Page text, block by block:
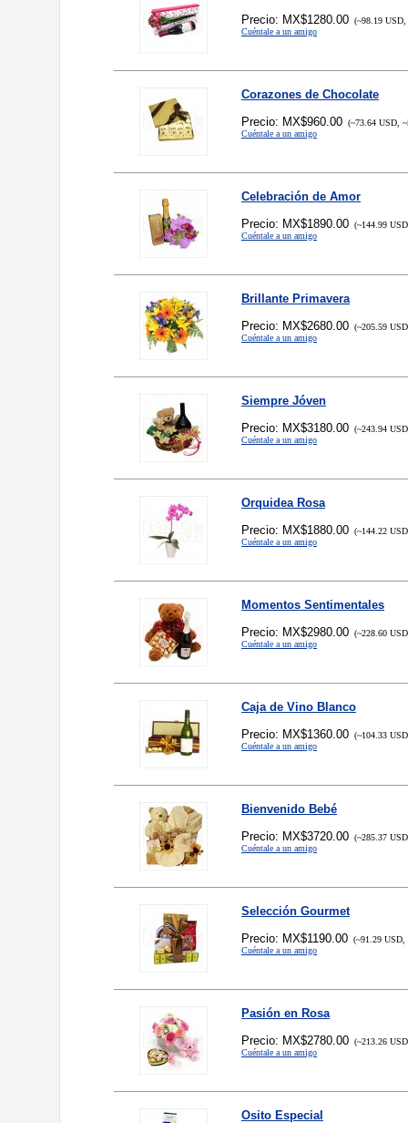
Precio: MX$1280.00 (~98.19
Cuéntale a un amigo
Corazones de Chocolate
Precio: MX$960.00 (~73.64 USD,
Cuéntale a un amigo
Celebración de Amor
Precio: MX$1890.00 (~144.99
Cuéntale a un amigo
Brillante Primavera
Precio: MX$2680.00 (~205.59
Cuéntale a un amigo
Siempre Jóven
Precio: MX$3180.00 (~243.94
Cuéntale a un amigo
Orquidea Rosa
Precio: MX$1880.00 (~144.22
Cuéntale a un amigo
Momentos Sentimentales
Precio: MX$2980.00 (~228.60
Cuéntale a un amigo
Caja de Vino Blanco
Precio: MX$1360.00 (~104.33
Cuéntale a un amigo
Bienvenido Bebé
Precio: MX$3720.00 (~285.37
Cuéntale a un amigo
Selección Gourmet
Precio: MX$1190.00 (~91.29 USD,
Cuéntale a un amigo
Pasión en Rosa
Precio: MX$2780.00 (~213.26
Cuéntale a un amigo
Osito Especial